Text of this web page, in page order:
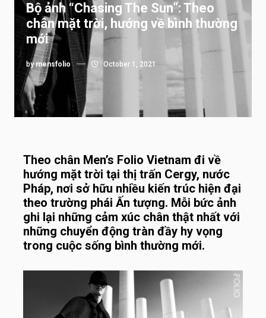
Bộ ảnh “Chasing The Sun”: Theo
chân mặt trời, hướng về bình thường
mới
bymensfolio October 1, 2021
Theo chân Men’s Folio Vietnam đi về
hướng mặt trời tại thị trấn Cergy, nước
Pháp, nơi sở hữu nhiều kiến trúc hiện đại
theo trường phái Ấn tượng. Mỗi bức ảnh
ghi lại những cảm xúc chân thật nhất với
những chuyển động tràn đầy hy vọng
trong cuộc sống bình thường mới.